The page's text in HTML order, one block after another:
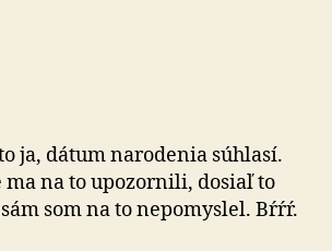
ja, dátum narodenia súhlasí.
ma na to upozornili, dosiaľ to
som na to nepomyslel. Bŕŕŕ.